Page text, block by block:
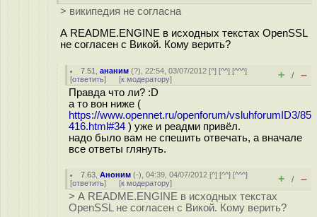
> википедия не согласна
А README.ENGINE в исходных текстах OpenSSL
не согласен с Викой. Кому верить?
7.51 ,ананим (?), 22:54, 03/07/2012 [^] [^^] [^^^]
[ответить] [к модератору] + / –
Правда что ли? :D
а то вон ниже (
https://www.opennet.ru/openforum/vsluhforumID3/85
416.html#34 ) уже и реадми привёл.
надо было вам не спешить отвечать, а вначале
все ответы глянуть.
7.63 ,Аноним (-), 04:39, 04/07/2012 [^] [^^] [^^^]
[ответить] [к модератору] + / –
> А README.ENGINE в исходных текстах
OpenSSL не согласен с Викой. Кому верить?